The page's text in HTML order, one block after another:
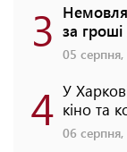
3 за гроші
05
4 У
кіно та
06